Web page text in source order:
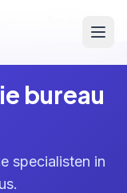
bureau
specialisten in